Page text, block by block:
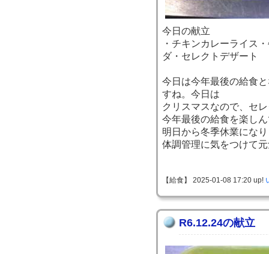
今日の献立
・チキンカレーライス
ダ・セレクトデザート
今日は今年最後の給食
すね。今日は
クリスマスなので、セ
今年最後の給食を楽し
明日から冬季休業にな
体調管理に気をつけて
【給食】 2025-01-08 17:20 up!
R6.12.24の献立